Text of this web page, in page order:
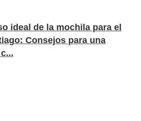
ideal de la mochila para el
Consejos para una